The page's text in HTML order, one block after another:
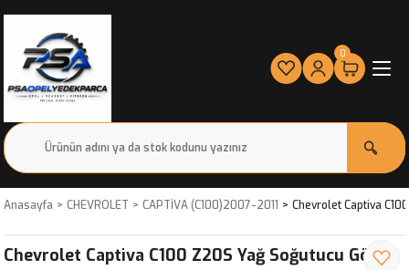
0
Anasayfa CHEVROLET CAPTİVA (C100)2007-2011 Chevrolet Captiva
Chevrolet Captiva C100 Z20S Yağ Soğutucu Gövde